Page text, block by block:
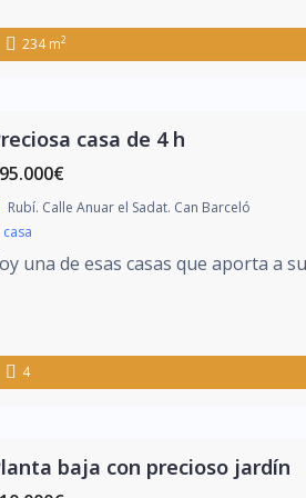
234 m2
casa de 4 h
Rubí. Calle Anuar el Sadat. Can Barceló
casa
una de esas casas que aporta a
4
baja con precioso jardín